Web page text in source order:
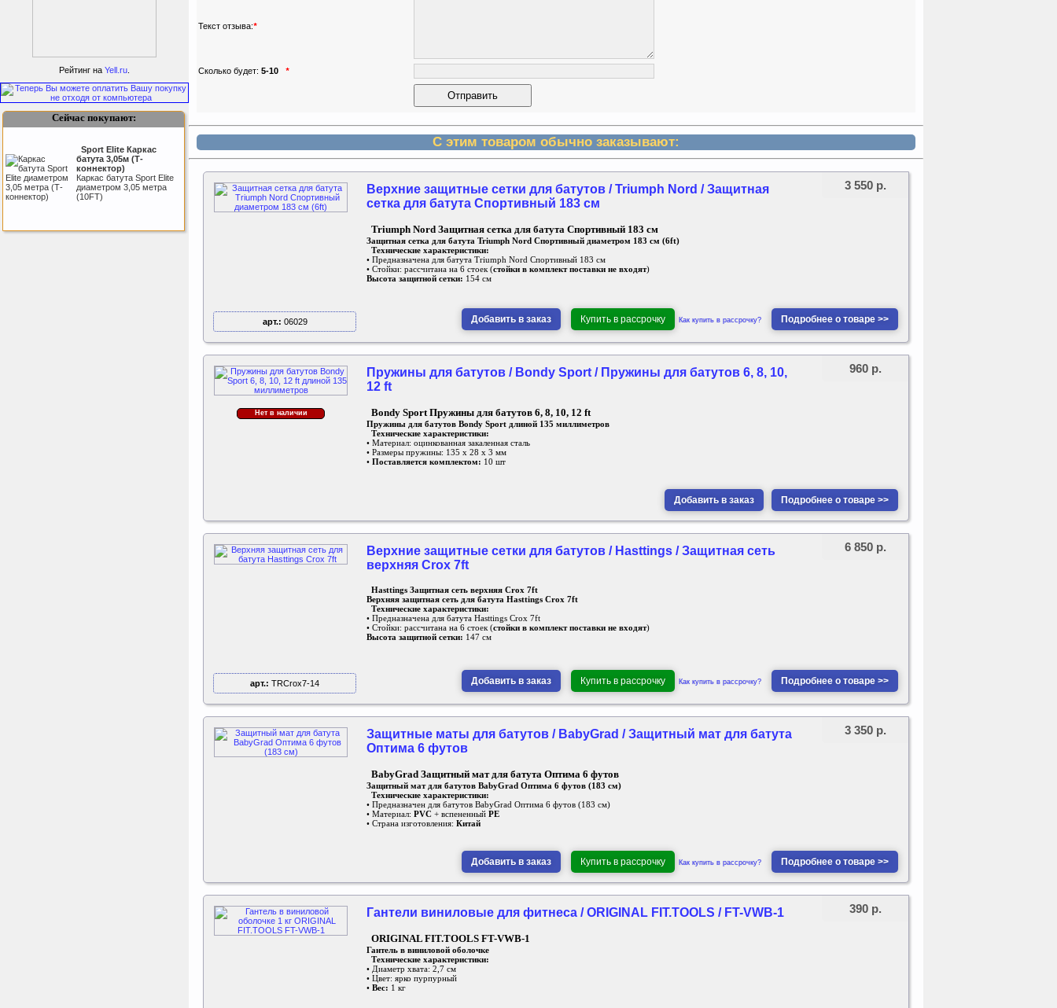
Текст отзыва:*
Сколько будет: 5-10 *
С этим товаром обычно заказывают:
Верхние защитные сетки для батутов / Triumph Nord / Защитная
сетка для батута Спортивный 183 см
Triumph Nord Защитная сетка для батута Спортивный 183 см
Защитная сетка для батута Triumph Nord Спортивный диаметром 183 см (6ft)
Технические характеристики:
• Предназначена для батута Triumph Nord Спортивный 183 см
• Стойки: рассчитана на 6 стоек (стойки в комплект поставки не входят)
Высота защитной сетки: 154 см
арт.: 06029 Добавить в заказ Купить в рассрочку Как купить в рассрочку? Подробнее о товаре >>
3 550 р.
Нет в наличии
Пружины для батутов / Bondy Sport / Пружины для батутов 6, 8, 10,
12 ft
Bondy Sport Пружины для батутов 6, 8, 10, 12 ft
Пружины для батутов Bondy Sport длиной 135 миллиметров
Технические характеристики:
• Материал: оцинкованная закаленная сталь
• Размеры пружины: 135 х 28 х 3 мм
• Поставляется комплектом: 10 шт
Добавить в заказ Подробнее о товаре >>
960 р.
Верхние защитные сетки для батутов / Hasttings / Защитная сеть
верхняя Crox 7ft
Hasttings Защитная сеть верхняя Crox 7ft
Верхняя защитная сеть для батута Hasttings Crox 7ft
Технические характеристики:
• Предназначена для батута Hasttings Crox 7ft
• Стойки: рассчитана на 6 стоек (стойки в комплект поставки не входят)
Высота защитной сетки: 147 см
арт.: TRCrox7-14 Добавить в заказ Купить в рассрочку Как купить в рассрочку? Подробнее о товаре >>
6 850 р.
Защитные маты для батутов / BabyGrad / Защитный мат для батута
Оптима 6 футов
BabyGrad Защитный мат для батута Оптима 6 футов
Защитный мат для батутов BabyGrad Оптима 6 футов (183 см)
Технические характеристики:
• Предназначен для батутов BabyGrad Оптима 6 футов (183 см)
• Материал: PVC + вспененный PE
• Страна изготовления: Китай
Добавить в заказ Купить в рассрочку Как купить в рассрочку? Подробнее о товаре >>
3 350 р.
Гантели виниловые для фитнеса / ORIGINAL FIT.TOOLS / FT-VWB-1
ORIGINAL FIT.TOOLS FT-VWB-1
Гантель в виниловой оболочке
Технические характеристики:
• Диаметр хвата: 2,7 см
• Цвет: ярко пурпурный
• Вес: 1 кг
390 р.
SportLife
Как заставить женщину
заниматся спортом?
Рейтинг на Yell.ru
Сейчас покупают:
Sport Elite Каркас
батута 3,05м (Т-
коннектор)
Каркас батута Sport Elite
диаметром 3,05 метра
(10FT)